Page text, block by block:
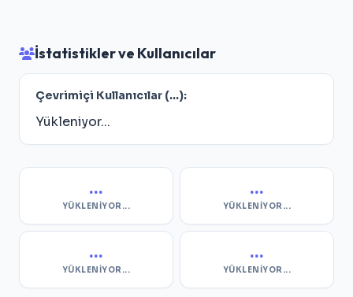
İstatistikler ve Kullanıcılar
Çevrimiçi Kullanıcılar (...):
Yükleniyor...
...
YÜKLENIYOR...
...
YÜKLENIYOR...
...
YÜKLENIYOR...
...
YÜKLENIYOR...